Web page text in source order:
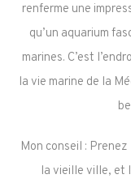
renferme une
qu’un aquarium
marines. C’est
la vie marine de la
Mon conseil :
la vieille ville, et